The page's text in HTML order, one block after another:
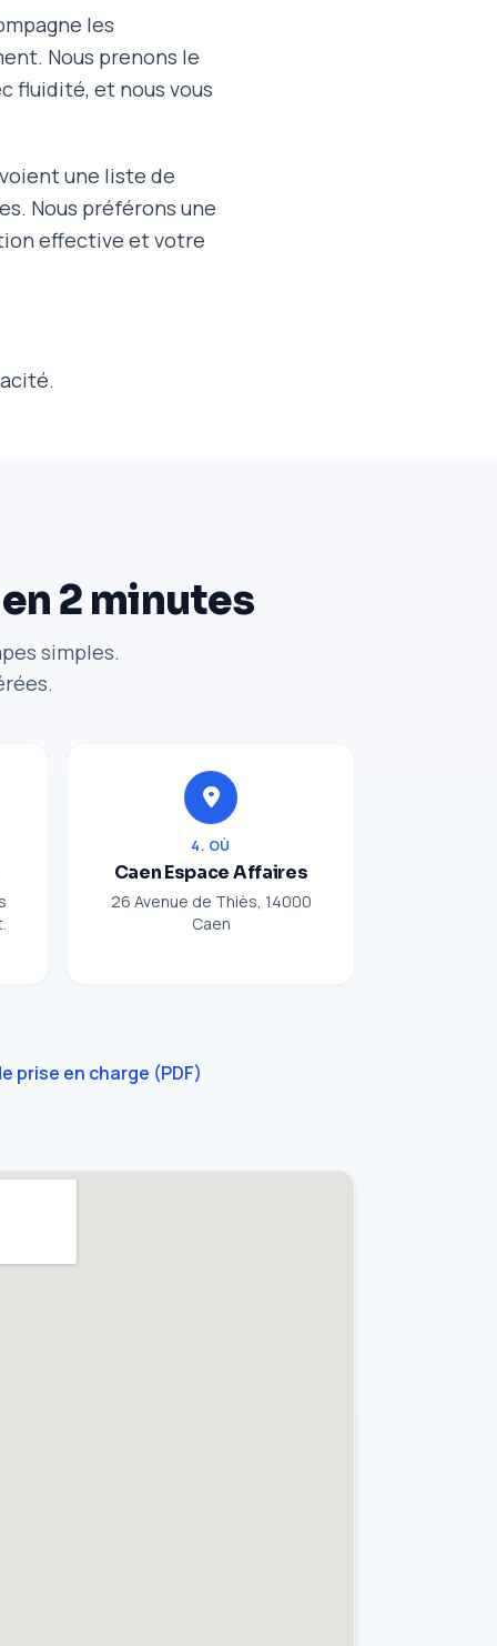
les
Nous prenons le
fluidité, et nous vous
une liste de
Nous préférons une
effective et votre
2 minutes
simples.
4. OÙ
Caen Espace Affaires
26 Avenue de Thiès, 14000
Caen
prise en charge (PDF)